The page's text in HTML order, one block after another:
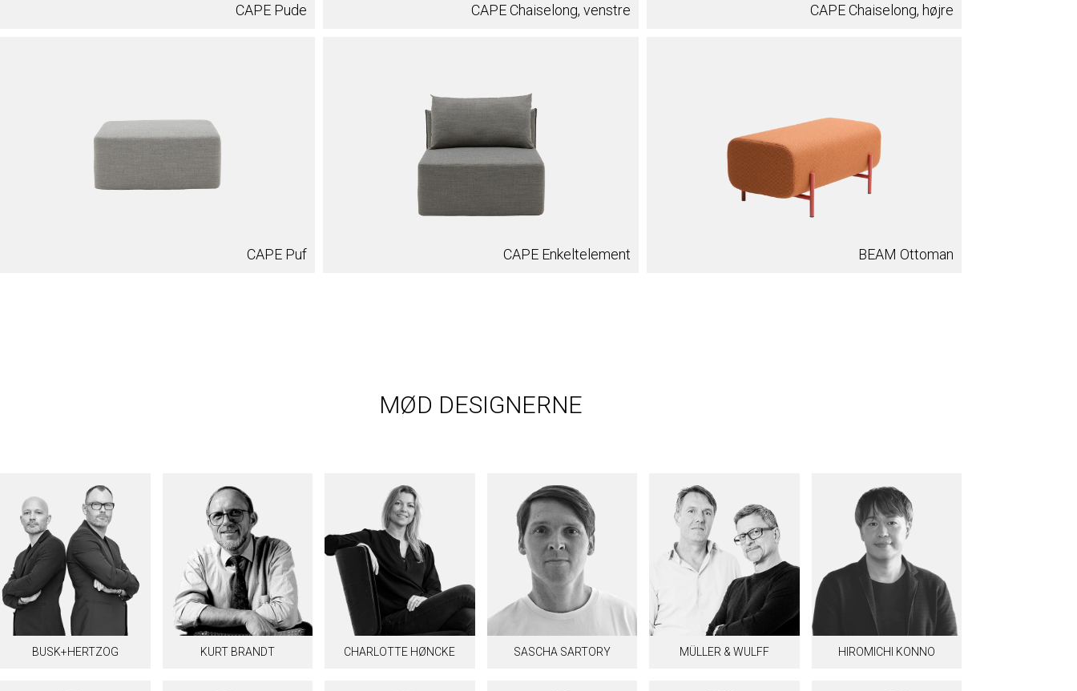
CAPE Pude CAPE Chaiselong, venstre CAPE Chaiselong, højre
CAPE Puf CAPE Enkeltelement BEAM Ottoman
MØD DESIGNERNE
BUSK+HERTZOG KURT BRANDT CHARLOTTE HØNCKE SASCHA SARTORY MÜLLER & WULFF HIROMICHI KONNO